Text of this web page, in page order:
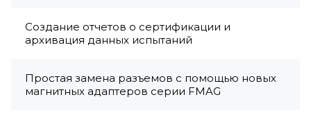
Создание отчетов о сертификации и
архивация данных испытаний
Простая замена разъемов с помощью новых
магнитных адаптеров серии FMAG